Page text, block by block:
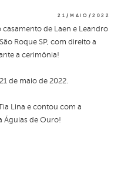
21/MAIO/2022
de Laen e Leandro
Roque SP, com direito a
a cerimônia!
de maio de 2022.
Lina e contou com a
Águias de Ouro!